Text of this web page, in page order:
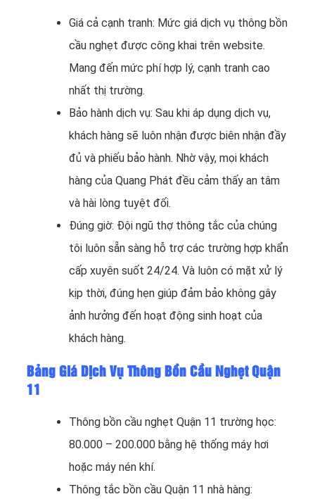
Giá cả cạnh tranh: Mức giá dịch vụ thông bồn
cầu nghẹt được công khai trên website.
Mang đến mức phí hợp lý, cạnh tranh cao
nhất thị trường.
Bảo hành dịch vụ: Sau khi áp dụng dịch vụ,
khách hàng sẽ luôn nhận được biên nhận đầy
đủ và phiếu bảo hành. Nhờ vậy, mọi khách
hàng của Quang Phát đều cảm thấy an tâm
và hài lòng tuyệt đối.
Đúng giờ: Đội ngũ thợ thông tắc của chúng
tôi luôn sẵn sàng hỗ trợ các trường hợp khẩn
cấp xuyên suốt 24/24. Và luôn có mặt xử lý
kịp thời, đúng hẹn giúp đảm bảo không gây
ảnh hưởng đến hoạt động sinh hoạt của
khách hàng.
Bảng Giá Dịch Vụ Thông Bồn Cầu Nghẹt Quận
11
Thông bồn cầu nghẹt Quận 11 trường học:
80.000 – 200.000 bằng hệ thống máy hơi
hoặc máy nén khí.
Thông tắc bồn cầu Quận 11 nhà hàng: